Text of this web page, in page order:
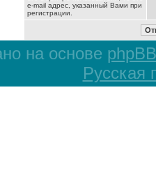
e-mail адрес, указанный Вами при
регистрации.
на основе phpBB
Русская